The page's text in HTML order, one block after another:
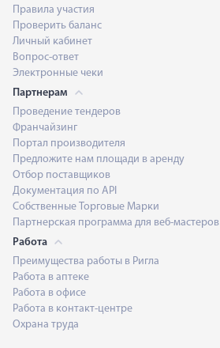
Правила участия
Проверить баланс
Личный кабинет
Вопрос-ответ
Электронные чеки
Партнерам
Проведение тендеров
Франчайзинг
Портал производителя
Предложите нам площади в аренду
Отбор поставщиков
Документация по API
Собственные Торговые Марки
Партнерская программа для веб-мастеров
Работа
Преимущества работы в Ригла
Работа в аптеке
Работа в офисе
Работа в контакт-центре
Охрана труда